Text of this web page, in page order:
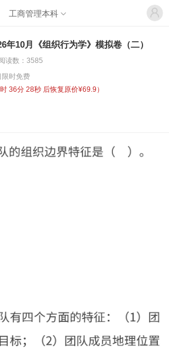
工商管理本科
年10月《组织行为学》模拟卷（二）
读数：3585
限时免费
36分 28秒 后恢复原价¥69.9）